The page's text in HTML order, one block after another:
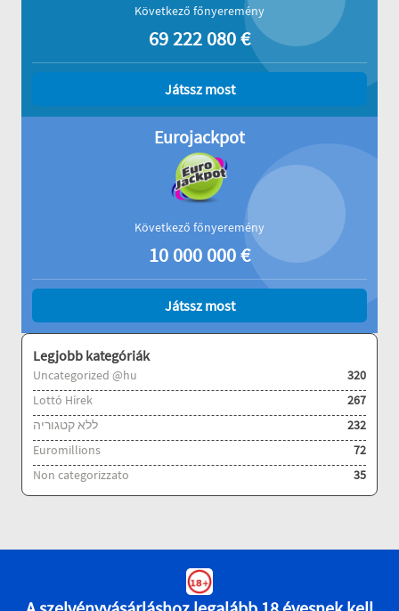
Következő főnyeremény
69 222 080€
Játssz most
Eurojackpot
Következő főnyeremény
10 000 000€
Játssz most
Legjobb kategóriák
Uncategorized @hu
320
Lottó Hírek
267
ללא קטגוריה
232
Euromillions
72
Non categorizzato
35